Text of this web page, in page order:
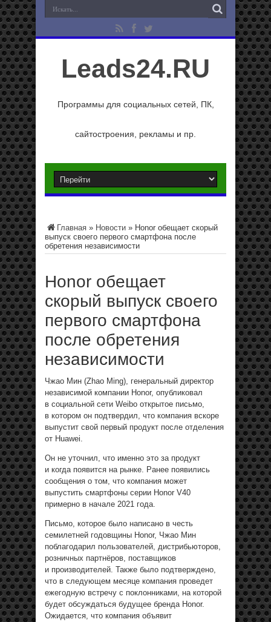
Leads24.RU
Программы для социальных сетей, ПК,
сайтостроения, рекламы и пр.
Главная » Новости » Honor обещает скорый
выпуск своего первого смартфона после
обретения независимости
Honor обещает
скорый выпуск своего
первого смартфона
после обретения
независимости
Чжао Мин (Zhao Ming), генеральный директор
независимой компании Honor, опубликовал
в социальной сети Weibo открытое письмо,
в котором он подтвердил, что компания вскоре
выпустит свой первый продукт после отделения
от Huawei.
Он не уточнил, что именно это за продукт
и когда появится на рынке. Ранее появились
сообщения о том, что компания может
выпустить смартфоны серии Honor V40
примерно в начале 2021 года.
Письмо, которое было написано в честь
семилетней годовщины Honor, Чжао Мин
поблагодарил пользователей, дистрибьюторов,
розничных партнёров, поставщиков
и производителей. Также было подтверждено,
что в следующем месяце компания проведет
ежегодную встречу с поклонниками, на которой
будет обсуждаться будущее бренда Honor.
Ожидается, что компания объявит